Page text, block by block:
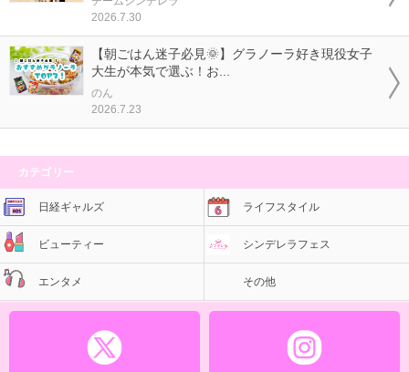
2026.7.30
【朝ごはん迷子必見🌞】グラノーラ好き現役女子
大生が本気で選ぶ！お...
のん
2026.7.23
カテゴリー
日経ギャルズ ライフスタイル
ビューティー シンデレラフェス
エンタメ その他